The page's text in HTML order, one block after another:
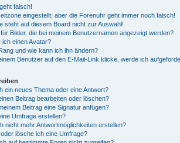
falsch!
eingestellt, aber die Forenuhr geht immer noch falsch!
steht auf diesem Board nicht zur Auswahl!
Bilder, die bei meinem Benutzernamen angezeigt werden?
ich einen Avatar?
und wie kann ich ihn ändern?
Benutzer auf den E-Mail-Link klicke, werde ich
ein neues Thema oder eine Antwort?
Beitrag bearbeiten oder löschen?
Beitrag eine Signatur anfügen?
Umfrage erstellen?
nicht mehr Antwortmöglichkeiten erstellen?
lösche ich eine Umfrage?